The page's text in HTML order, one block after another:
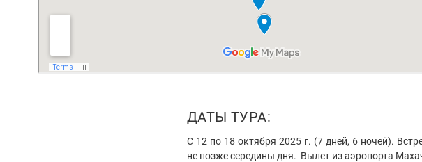
ДАТЫ ТУРА:
С 12 по 18 октября 2025 г. (7 дней, 6 ночей).
не позже середины дня. Вылет из аэропорта